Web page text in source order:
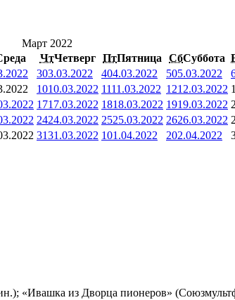
Март 2022
ЧтЧетверг ПтПятница СбСуббота
303.03.2022 404.03.2022 505.03.2022
1010.03.2022 1111.03.2022 1212.03.2022
1717.03.2022 1818.03.2022 1919.03.2022
2424.03.2022 2525.03.2022 2626.03.2022
3131.03.2022 101.04.2022 202.04.2022
«Ивашка из Дворца пионеров»